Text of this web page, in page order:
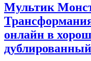
Мультик
онлайн в
дублированный